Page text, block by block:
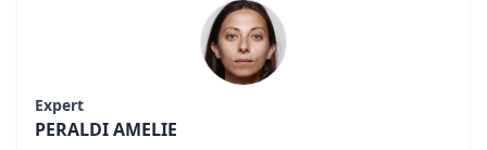
Expert
PERALDI AMELIE